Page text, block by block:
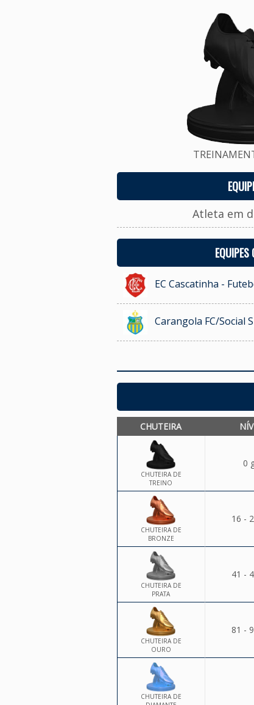
Atleta em
EQUIPES
EC Cascatinha -
Carangola FC/Social
CHUTEIRA
CHUTEIRA DE
TREINO
0
CHUTEIRA DE
BRONZE
16 -
CHUTEIRA DE
PRATA
41 -
CHUTEIRA DE
OURO
81 -
CHUTEIRA DE